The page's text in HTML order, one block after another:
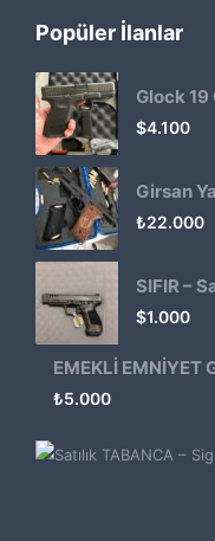
Popüler İlanlar
Glock 19
$4.100
Girsan
₺22.000
$1.000
₺5.000